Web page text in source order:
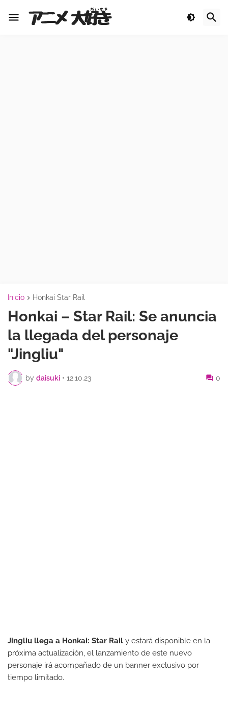
Inicio Honkai Star Rail
Honkai – Star Rail: Se anuncia
la llegada del personaje
"Jingliu"
by daisuki • 12.10.23 0
Jingliu llega a Honkai: Star Rail y estará disponible en la
próxima actualización, el lanzamiento de este nuevo
personaje irá acompañado de un banner exclusivo por
tiempo limitado.